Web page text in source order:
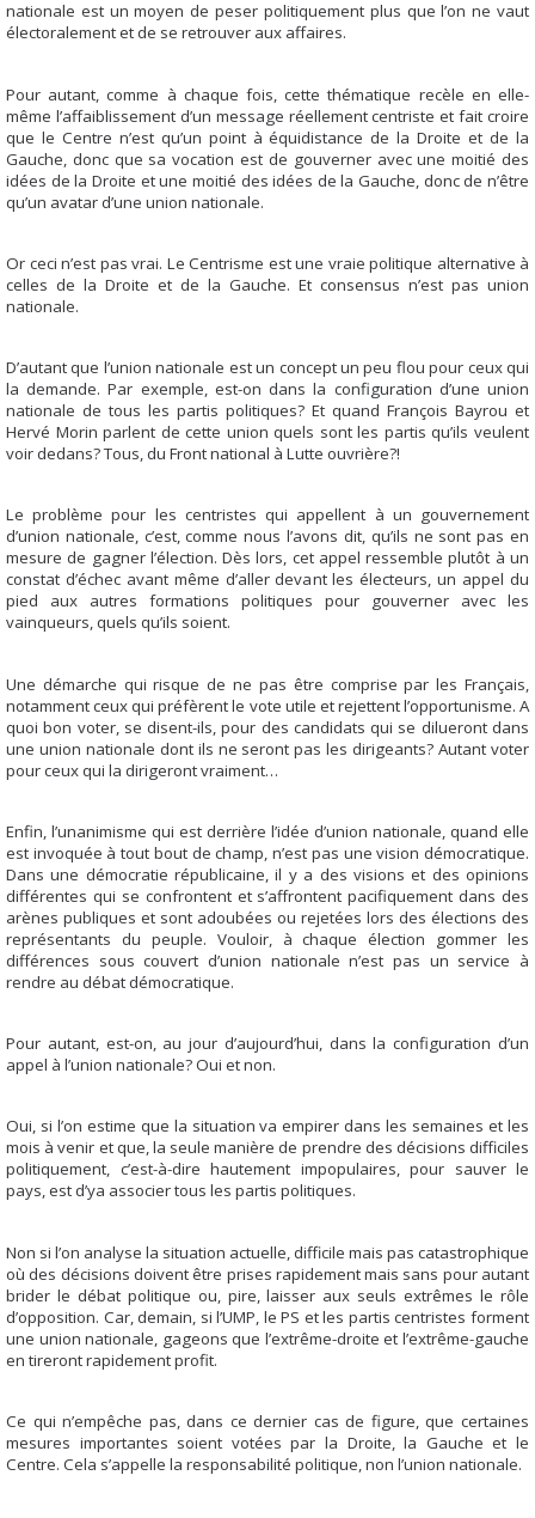
nationale est un moyen de peser politiquement plus que l’on ne vaut
électoralement et de se retrouver aux affaires.
Pour autant, comme à chaque fois, cette thématique recèle en elle-
même l’affaiblissement d’un message réellement centriste et fait croire
que le Centre n’est qu’un point à équidistance de la Droite et de la
Gauche, donc que sa vocation est de gouverner avec une moitié des
idées de la Droite et une moitié des idées de la Gauche, donc de n’être
qu’un avatar d’une union nationale.
Or ceci n’est pas vrai. Le Centrisme est une vraie politique alternative à
celles de la Droite et de la Gauche. Et consensus n’est pas union
nationale.
D’autant que l’union nationale est un concept un peu flou pour ceux qui
la demande. Par exemple, est-on dans la configuration d’une union
nationale de tous les partis politiques? Et quand François Bayrou et
Hervé Morin parlent de cette union quels sont les partis qu’ils veulent
voir dedans? Tous, du Front national à Lutte ouvrière?!
Le problème pour les centristes qui appellent à un gouvernement
d’union nationale, c’est, comme nous l’avons dit, qu’ils ne sont pas en
mesure de gagner l’élection. Dès lors, cet appel ressemble plutôt à un
constat d’échec avant même d’aller devant les électeurs, un appel du
pied aux autres formations politiques pour gouverner avec les
vainqueurs, quels qu’ils soient.
Une démarche qui risque de ne pas être comprise par les Français,
notamment ceux qui préfèrent le vote utile et rejettent l’opportunisme. A
quoi bon voter, se disent-ils, pour des candidats qui se dilueront dans
une union nationale dont ils ne seront pas les dirigeants? Autant voter
pour ceux qui la dirigeront vraiment…
Enfin, l’unanimisme qui est derrière l’idée d’union nationale, quand elle
est invoquée à tout bout de champ, n’est pas une vision démocratique.
Dans une démocratie républicaine, il y a des visions et des opinions
différentes qui se confrontent et s’affrontent pacifiquement dans des
arènes publiques et sont adoubées ou rejetées lors des élections des
représentants du peuple. Vouloir, à chaque élection gommer les
différences sous couvert d’union nationale n’est pas un service à
rendre au débat démocratique.
Pour autant, est-on, au jour d’aujourd’hui, dans la configuration d’un
appel à l’union nationale? Oui et non.
Oui, si l’on estime que la situation va empirer dans les semaines et les
mois à venir et que, la seule manière de prendre des décisions difficiles
politiquement, c’est-à-dire hautement impopulaires, pour sauver le
pays, est d’ya associer tous les partis politiques.
Non si l’on analyse la situation actuelle, difficile mais pas catastrophique
où des décisions doivent être prises rapidement mais sans pour autant
brider le débat politique ou, pire, laisser aux seuls extrêmes le rôle
d’opposition. Car, demain, si l’UMP, le PS et les partis centristes forment
une union nationale, gageons que l’extrême-droite et l’extrême-gauche
en tireront rapidement profit.
Ce qui n’empêche pas, dans ce dernier cas de figure, que certaines
mesures importantes soient votées par la Droite, la Gauche et le
Centre. Cela s’appelle la responsabilité politique, non l’union nationale.